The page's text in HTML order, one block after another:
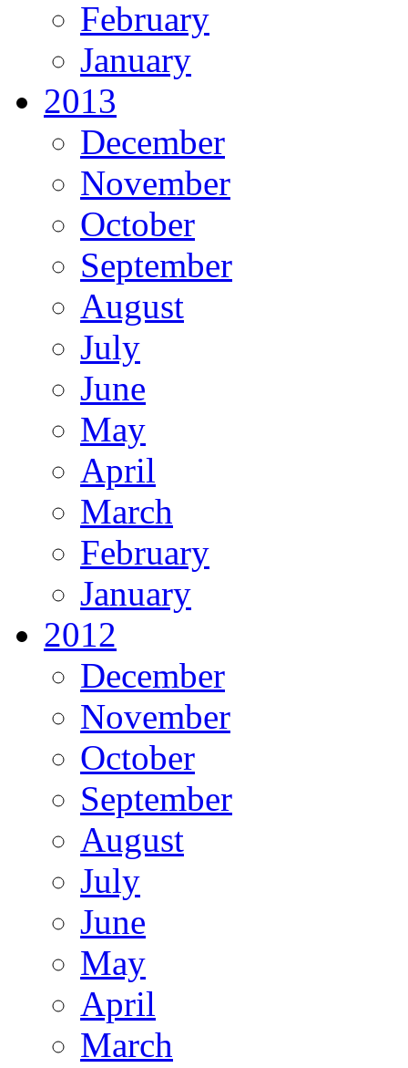
February
January
2013
December
November
October
September
August
July
June
May
April
March
February
January
2012
December
November
October
September
August
July
June
May
April
March